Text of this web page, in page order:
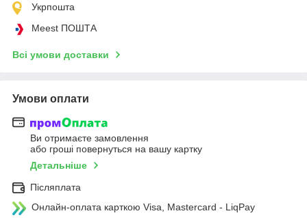
Укрпошта
Meest ПОШТА
Всі умови доставки
Умови оплати
Ви отримаєте замовлення
або гроші повернуться на вашу картку
Детальніше
Післяплата
Онлайн-оплата карткою Visa, Mastercard - LiqPay